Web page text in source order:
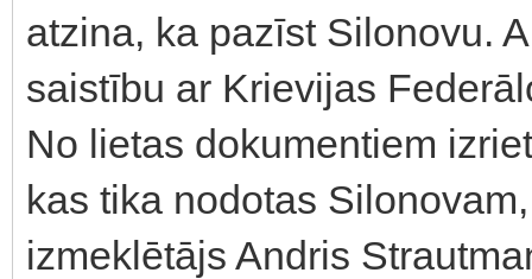
atzina, ka pazīst Silonovu.
saistību ar Krievijas
No lietas dokumentiem
kas tika nodotas
izmeklētājs Andris